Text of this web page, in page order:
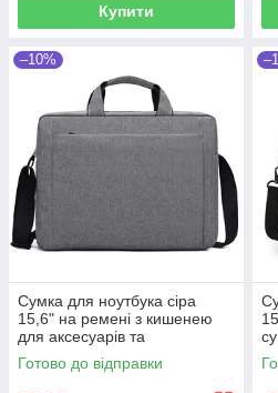
Купити
–10%
Сумка для ноутбука сіра
15,6" на ремені з кишенею
для аксесуарів та
внутрішньою перегородкою
Готово до відправки